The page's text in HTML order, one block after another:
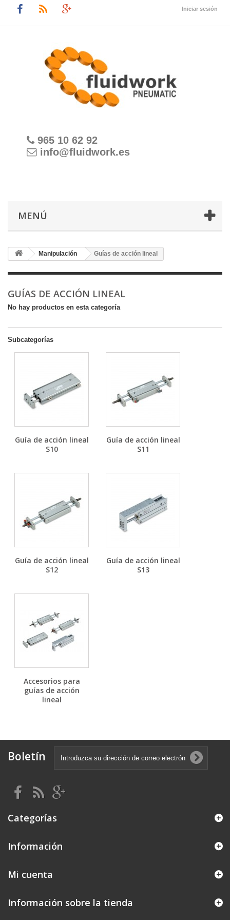
Iniciar sesión
965 10 62 92
info@fluidwork.es
MENÚ
Manipulación Guías de acción lineal
GUÍAS DE ACCIÓN LINEAL
No hay productos en esta categoría
Subcategorías
Guía de acción lineal
S10
Guía de acción lineal
S11
Guía de acción lineal
S12
Guía de acción lineal
S13
Accesorios para
guías de acción
lineal
Boletín
Categorías
Información
Mi cuenta
Información sobre la tienda